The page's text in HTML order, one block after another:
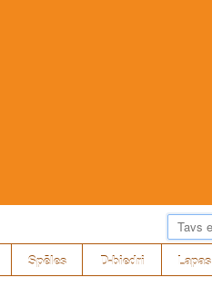
Spēles D-biedri Lapas